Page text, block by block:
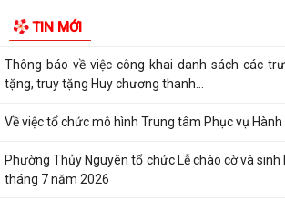
TIN MỚI
sở dữ liệu đất đai trên địa bàn...
Thông báo về việc công khai danh sách các
tặng, truy tặng Huy chương thanh...
Về việc tổ chức mô hình Trung tâm Phục vụ
Phường Thủy Nguyên tổ chức Lễ chào cờ và
tháng 7 năm 2026